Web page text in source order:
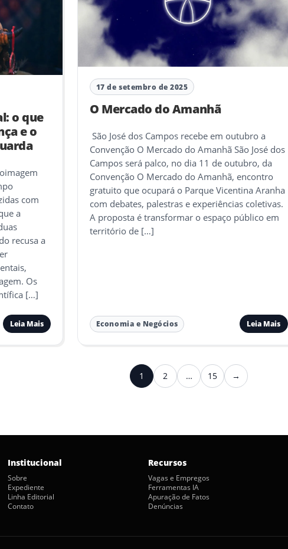
o que
e o
com
a
recusa a
Os
[…]
Leia Mais
17 de setembro de 2025
O Mercado do Amanhã
São José dos Campos recebe em outubro a
Convenção O Mercado do Amanhã São José dos
Campos será palco, no dia 11 de outubro, da
Convenção O Mercado do Amanhã, encontro
gratuito que ocupará o Parque Vicentina Aranha
com debates, palestras e experiências coletivas.
A proposta é transformar o espaço público em
território de […]
Economia e Negócios Leia Mais
1 2 … 15 →Próximo
Institucional
Sobre
Expediente
Linha Editorial
Contato
Recursos
Vagas e Empregos
Ferramentas IA
Apuração de Fatos
Denúncias